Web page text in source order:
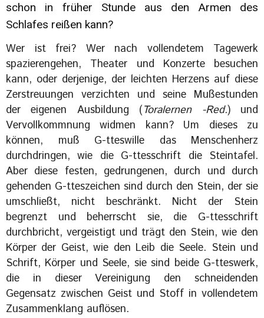
schon in früher Stunde aus den Armen des
Schlafes reißen kann?
Wer ist frei? Wer nach vollendetem Tagewerk
spazierengehen, Theater und Konzerte besuchen
kann, oder derjenige, der leichten Herzens auf diese
Zerstreuungen verzichten und seine Mußestunden
der eigenen Ausbildung (Toralernen -Red.) und
Vervollkommnung widmen kann? Um dieses zu
können, muß G-tteswille das Menschenherz
durchdringen, wie die G-ttesschrift die Steintafel.
Aber diese festen, gedrungenen, durch und durch
gehenden G-tteszeichen sind durch den Stein, der sie
umschließt, nicht beschränkt. Nicht der Stein
begrenzt und beherrscht sie, die G-ttesschrift
durchbricht, vergeistigt und trägt den Stein, wie den
Körper der Geist, wie den Leib die Seele. Stein und
Schrift, Körper und Seele, sie sind beide G-tteswerk,
die in dieser Vereinigung den schneidenden
Gegensatz zwischen Geist und Stoff in vollendetem
Zusammenklang auflösen.